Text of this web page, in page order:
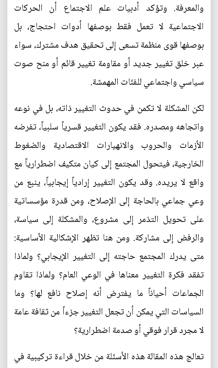
والمعرفة. وتؤكد أدبيات علم الاجتماع أن الحركات
الاجتماعية لا تعمل فقط بوصفها أدوات احتجاج، بل
بوصفها قوى منظمة تسعى إلى تحقيق هدف مشترك، سواء
عبر خلق تغيير جديد أو مقاومة تغيير قائم أو منح صوت
سياسي واجتماعي للفئات المهمشة.
لكن المشكلة لا تكمن في حدوث التغيير ذاته، بل في نوعه
واتجاهه ومصدره. فقد يكون التغيير قسرياً سلبياً، تفرضه
الأزمات والحروب والانهيارات الاقتصادية والضغوط
الخارجية، فيتحول المجتمع إلى كيان متكيف اضطرارياً مع
واقع لا يريده. وقد يكون التغيير إرادياً إيجابياً، ينبع من
وعي جماعي بالحاجة إلى الإصلاح، ومن قدرة مؤسساتية
على تحويل التذمر إلى مشروع، والمشكلة إلى سياسة،
والرفض إلى مشاركة. ومن هنا تظهر الإشكالية الأساسية:
متى يدرك المجتمع حاجته إلى التغيير الإيجابي؟ ولماذا
تفقد فكرة التغيير معناها في الوعي العام؟ ولماذا تقاوم
الجماعات أحياناً ما يفترض أنه إصلاح نافع لها؟ وما
السياسات التي يمكن أن تجعل التغيير جزءاً من ثقافة عامة
لا مجرد قرار فوقي أو صدمة اضطرارية؟
تعالج هذه المقالة هذه الأسئلة من خلال قراءة تركيبية في